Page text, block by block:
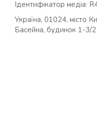
Ідентифікатор медіа:
Україна, 01024, місто
Басейна, будинок 1-3/